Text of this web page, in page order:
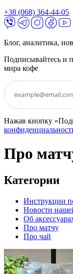
+38 (068) 364-44-05
Блог, аналитика,
Подписывайтесь и
мира кофе
Нажав кнопку
Про
Категории
Инструкции
Новости
Об
Про матчу
Про чай